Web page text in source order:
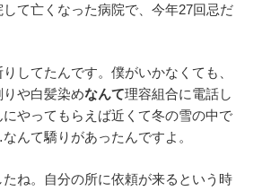
て亡くなった病院で、今年27回忌だ
してたんです。僕がいかなくても、
や白髪染めなんて理容組合に電話し
やってもらえば近くて冬の雪の中で
んて驕りがあったんですよ。
ね。自分の所に依頼が来るという時